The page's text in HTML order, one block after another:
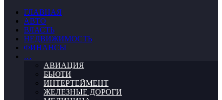
ГЛАВНАЯ
АВТО
ВЛАСТЬ
НЕДВИЖИМОСТЬ
ФИНАНСЫ
…
АВИАЦИЯ
БЬЮТИ
ИНТЕРТЕЙМЕНТ
ЖЕЛЕЗНЫЕ ДОРОГИ